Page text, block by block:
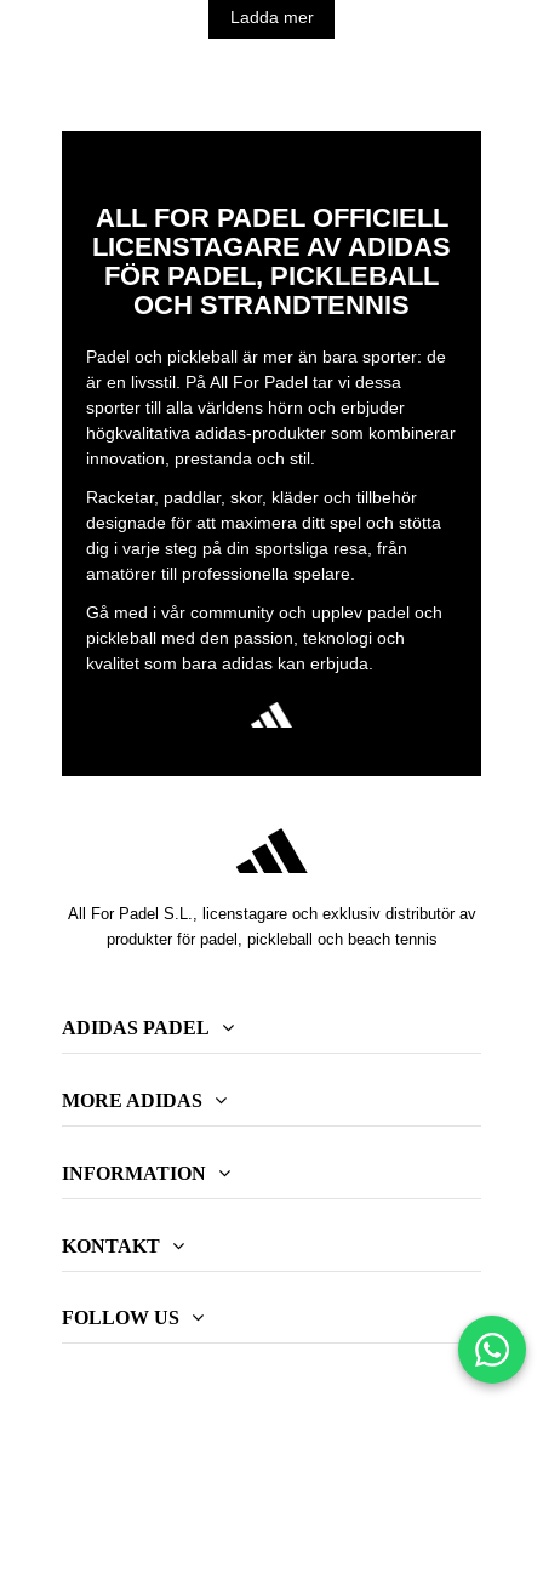
Ladda mer
ALL FOR PADEL OFFICIELL
LICENSTAGARE AV ADIDAS
FÖR PADEL, PICKLEBALL
OCH STRANDTENNIS
Padel och pickleball är mer än bara sporter: de
är en livsstil. På All For Padel tar vi dessa
sporter till alla världens hörn och erbjuder
högkvalitativa adidas-produkter som kombinerar
innovation, prestanda och stil.
Racketar, paddlar, skor, kläder och tillbehör
designade för att maximera ditt spel och stötta
dig i varje steg på din sportsliga resa, från
amatörer till professionella spelare.
Gå med i vår community och upplev padel och
pickleball med den passion, teknologi och
kvalitet som bara adidas kan erbjuda.
All For Padel S.L., licenstagare och exklusiv distributör av
produkter för padel, pickleball och beach tennis
ADIDAS PADEL
MORE ADIDAS
INFORMATION
KONTAKT
FOLLOW US